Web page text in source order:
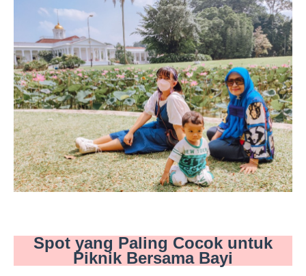
Spot yang Paling Cocok untuk
Piknik Bersama Bayi